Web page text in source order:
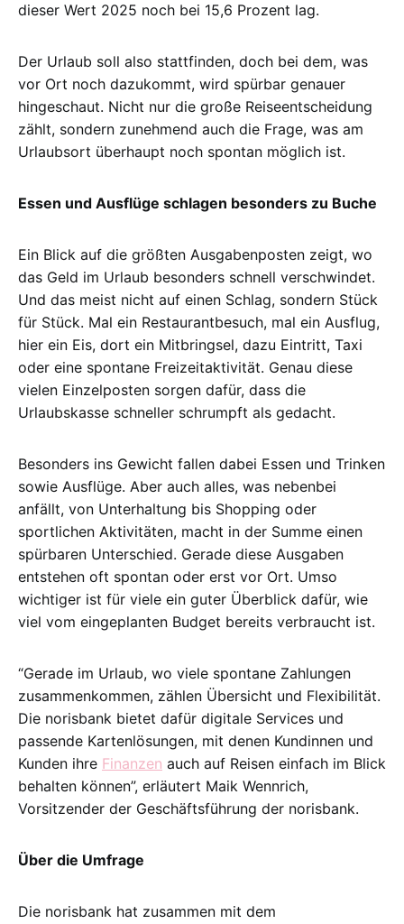
dieser Wert 2025 noch bei 15,6 Prozent lag.
Der Urlaub soll also stattfinden, doch bei dem, was
vor Ort noch dazukommt, wird spürbar genauer
hingeschaut. Nicht nur die große Reiseentscheidung
zählt, sondern zunehmend auch die Frage, was am
Urlaubsort überhaupt noch spontan möglich ist.
Essen und Ausflüge schlagen besonders zu Buche
Ein Blick auf die größten Ausgabenposten zeigt, wo
das Geld im Urlaub besonders schnell verschwindet.
Und das meist nicht auf einen Schlag, sondern Stück
für Stück. Mal ein Restaurantbesuch, mal ein Ausflug,
hier ein Eis, dort ein Mitbringsel, dazu Eintritt, Taxi
oder eine spontane Freizeitaktivität. Genau diese
vielen Einzelposten sorgen dafür, dass die
Urlaubskasse schneller schrumpft als gedacht.
Besonders ins Gewicht fallen dabei Essen und Trinken
sowie Ausflüge. Aber auch alles, was nebenbei
anfällt, von Unterhaltung bis Shopping oder
sportlichen Aktivitäten, macht in der Summe einen
spürbaren Unterschied. Gerade diese Ausgaben
entstehen oft spontan oder erst vor Ort. Umso
wichtiger ist für viele ein guter Überblick dafür, wie
viel vom eingeplanten Budget bereits verbraucht ist.
“Gerade im Urlaub, wo viele spontane Zahlungen
zusammenkommen, zählen Übersicht und Flexibilität.
Die norisbank bietet dafür digitale Services und
passende Kartenlösungen, mit denen Kundinnen und
Kunden ihre Finanzen auch auf Reisen einfach im Blick
behalten können”, erläutert Maik Wennrich,
Vorsitzender der Geschäftsführung der norisbank.
Über die Umfrage
Die norisbank hat zusammen mit dem